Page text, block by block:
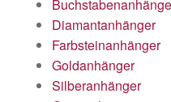
Diamantanhänger
Farbsteinanhänger
Goldanhänger
Silberanhänger